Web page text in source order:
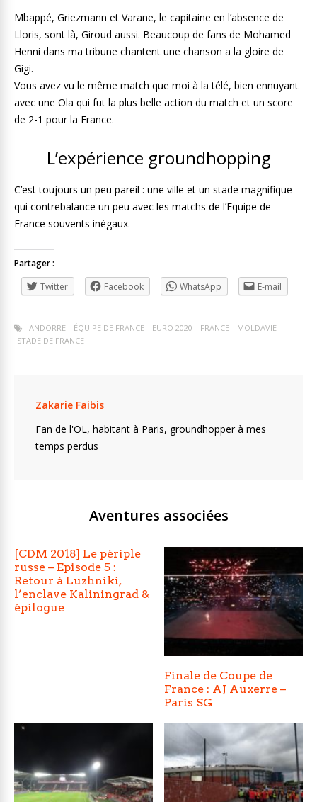
Mbappé, Griezmann et Varane, le capitaine en l’absence de
Lloris, sont là, Giroud aussi. Beaucoup de fans de Mohamed
Henni dans ma tribune chantent une chanson a la gloire de
Gigi.
Vous avez vu le même match que moi à la télé, bien ennuyant
avec une Ola qui fut la plus belle action du match et un score
de 2-1 pour la France.
L’expérience groundhopping
C’est toujours un peu pareil : une ville et un stade magnifique
qui contrebalance un peu avec les matchs de l’Equipe de
France souvents inégaux.
Partager :
Twitter
Facebook WhatsApp E-mail
ANDORRE ÉQUIPE DE FRANCE EURO 2020 FRANCE
MOLDAVIE
STADE DE FRANCE
Zakarie Faibis
Fan de l'OL, habitant à Paris, groundhopper à mes
temps perdus
Aventures associées
[CDM 2018] Le périple
russe – Episode 5 :
Retour à Luzhniki,
l’enclave Kaliningrad &
épilogue
Finale de Coupe de
France : AJ Auxerre –
Paris SG